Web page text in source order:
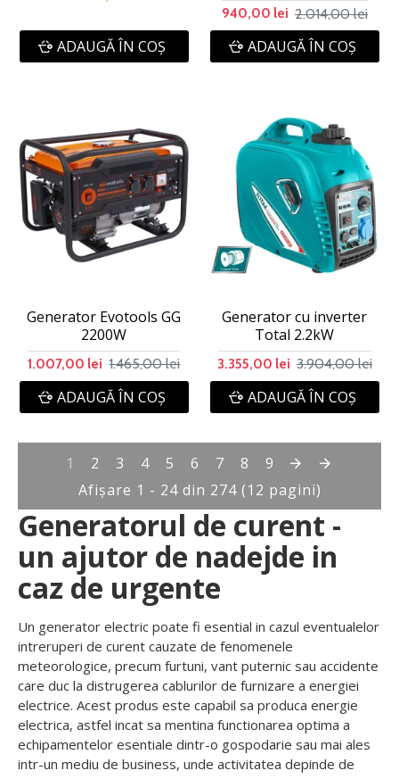
Generatorul de curent -
un ajutor de nadejde in
caz de urgente
Un generator electric poate fi esential in cazul eventualelor
intreruperi de curent cauzate de fenomenele
meteorologice, precum furtuni, vant puternic sau accidente
care duc la distrugerea cablurilor de furnizare a energiei
electrice. Acest produs este capabil sa produca energie
electrica, astfel incat sa mentina functionarea optima a
echipamentelor esentiale dintr-o gospodarie sau mai ales
intr-un mediu de business, unde activitatea depinde de
ADAUGĂ ÎN COŞ
940,00 lei 2.014,00 lei
ADAUGĂ ÎN COŞ
Generator Evotools GG
2200W
1.007,00 lei 1.465,00 lei
ADAUGĂ ÎN COŞ
Generator cu inverter
Total 2.2kW
3.355,00 lei 3.904,00 lei
ADAUGĂ ÎN COŞ
1 2 3 4 5 6 7 8
9
Afişare 1 - 24 din 274 (12 pagini)